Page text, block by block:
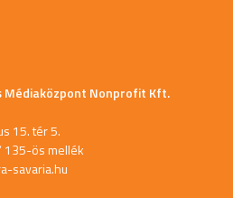
Médiaközpont Nonprofit Kft.
15. tér 5.
135-ös mellék
savaria.hu